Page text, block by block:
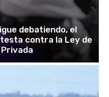
debatiendo, el
contra la Ley de